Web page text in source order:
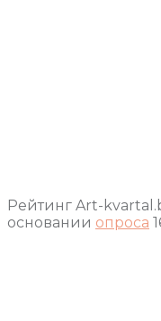
Рейтинг Art-
основании опроса